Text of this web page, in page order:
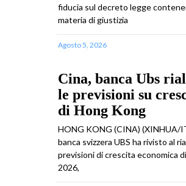
fiducia sul decreto legge
materia di giustizia
Agosto 5, 2026
Cina, banca Ubs
le previsioni su
di Hong Kong
HONG KONG (CINA) (XINHUA/
banca svizzera UBS ha rivisto al
previsioni di crescita economica
2026,